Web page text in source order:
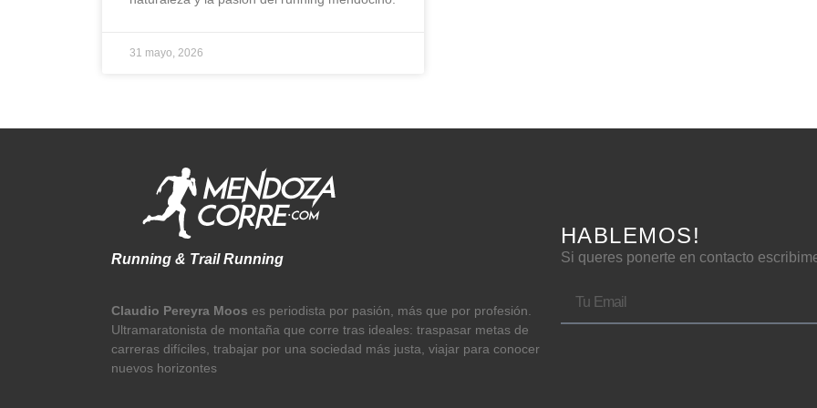
31 mayo, 2026
Running & Trail Running
Claudio Pereyra Moos es periodista por pasión, más que por profesión.
Ultramaratonista de montaña que corre tras ideales: traspasar metas de
carreras difíciles, trabajar por una sociedad más justa, viajar para conocer
nuevos horizontes
HABLEMOS!
Si queres ponerte en contacto